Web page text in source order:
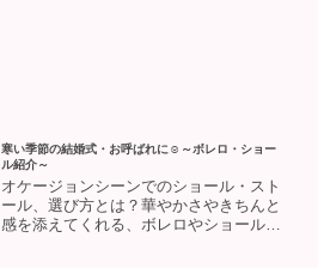
寒い季節の結婚式・お呼ばれに☺～ボレロ・ショー
ル紹介～
オケージョンシーンでのショール・スト
ール、選び方とは？華やかさやきちんと
感を添えてくれる、ボレロやショール、